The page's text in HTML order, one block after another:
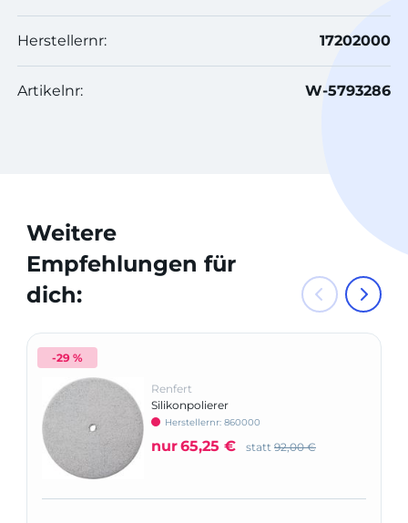
Herstellernr: 17202000
Artikelnr: W-5793286
Weitere
Empfehlungen für
dich:
-29 %
Renfert
Silikonpolierer
Herstellernr: 860000
nur65,25 € statt 92,00 €